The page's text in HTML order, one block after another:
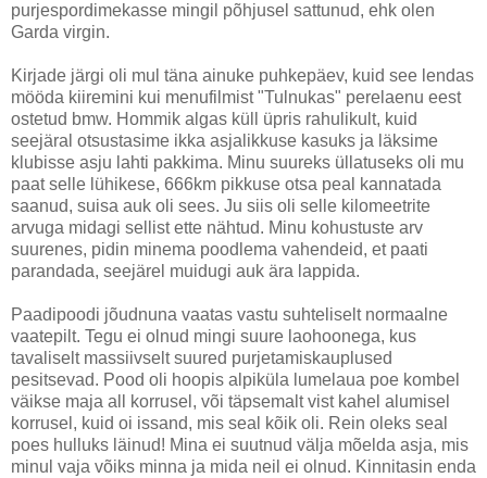
purjespordimekasse mingil põhjusel sattunud, ehk olen
Garda virgin.
Kirjade järgi oli mul täna ainuke puhkepäev, kuid see lendas
mööda kiiremini kui menufilmist "Tulnukas" perelaenu eest
ostetud bmw. Hommik algas küll üpris rahulikult, kuid
seejäral otsustasime ikka asjalikkuse kasuks ja läksime
klubisse asju lahti pakkima. Minu suureks üllatuseks oli mu
paat selle lühikese, 666km pikkuse otsa peal kannatada
saanud, suisa auk oli sees. Ju siis oli selle kilomeetrite
arvuga midagi sellist ette nähtud. Minu kohustuste arv
suurenes, pidin minema poodlema vahendeid, et paati
parandada, seejärel muidugi auk ära lappida.
Paadipoodi jõudnuna vaatas vastu suhteliselt normaalne
vaatepilt. Tegu ei olnud mingi suure laohoonega, kus
tavaliselt massiivselt suured purjetamiskauplused
pesitsevad. Pood oli hoopis alpiküla lumelaua poe kombel
väikse maja all korrusel, või täpsemalt vist kahel alumisel
korrusel, kuid oi issand, mis seal kõik oli. Rein oleks seal
poes hulluks läinud! Mina ei suutnud välja mõelda asja, mis
minul vaja võiks minna ja mida neil ei olnud. Kinnitasin enda